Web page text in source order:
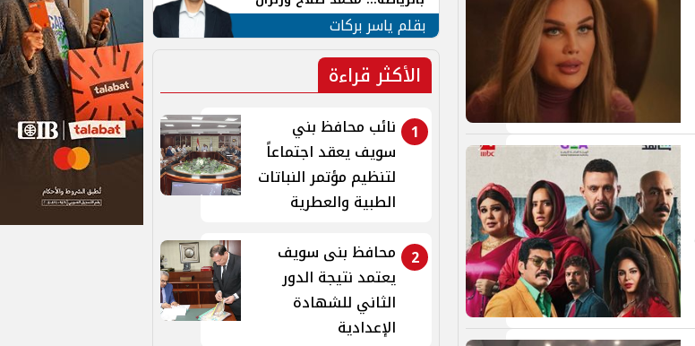
الهوية في الشارع التركي
بقلم ياسر بركات
الأكثر قراءة
1
نائب محافظ بني
سويف يعقد اجتماعاً
لتنظيم مؤتمر النباتات
الطبية والعطرية
2
محافظ بنى سويف
يعتمد نتيجة الدور
الثاني للشهادة
الإعدادية